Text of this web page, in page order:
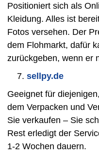
Positioniert sich als
Kleidung. Alles ist
Fotos versehen. Der
dem Flohmarkt, dafür
zurückgeben, wenn er
sellpy.de
Geeignet für
dem Verpacken und
Sie verkaufen – Sie
Rest erledigt der
1-2 Wochen dauern.